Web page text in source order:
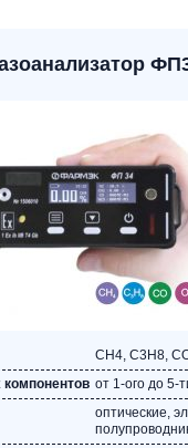
CH4, C3Н8,
от 1-ого до 5-
оптические,